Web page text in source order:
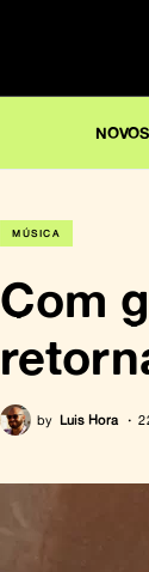
NOVOS
MÚSICA
Com
by Luis Hora